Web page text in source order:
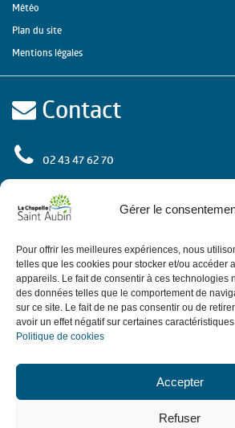
Gérer le
Pour offrir les meilleures expériences, nous
telles que les cookies pour stocker et/ou accéder
appareils. Le fait de consentir à ces technologies
des données telles que le comportement de
sur ce site. Le fait de ne pas consentir ou de
avoir un effet négatif sur certaines
Politique de cookies
Accepter
Refuser
Météo
Plan du site
Mentions légales
Contact
02 43 47 62 70
rue de l'Europe
72 650 La Chapelle Saint Aubin
Contactez-nous
Horaires
sauf le jeudi